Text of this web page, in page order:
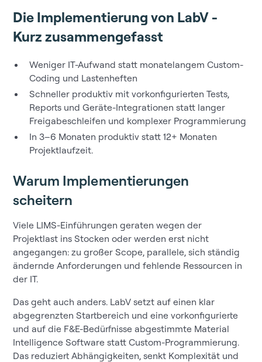
Die Implementierung von LabV -
Kurz zusammengefasst
Weniger IT-Aufwand statt monatelangem Custom-
Coding und Lastenheften
Schneller produktiv mit vorkonfigurierten Tests,
Reports und Geräte-Integrationen statt langer
Freigabeschleifen und komplexer Programmierung
In 3–6 Monaten produktiv statt 12+ Monaten
Projektlaufzeit.
Warum Implementierungen
scheitern
Viele LIMS-Einführungen geraten wegen der
Projektlast ins Stocken oder werden erst nicht
angegangen: zu großer Scope, parallele, sich ständig
ändernde Anforderungen und fehlende Ressourcen in
der IT.
Das geht auch anders. LabV setzt auf einen klar
abgegrenzten Startbereich und eine vorkonfigurierte
und auf die F&E-Bedürfnisse abgestimmte Material
Intelligence Software statt Custom-Programmierung.
Das reduziert Abhängigkeiten, senkt Komplexität und